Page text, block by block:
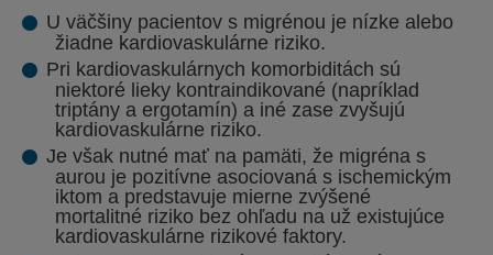
U väčšiny pacientov s migrénou je nízke alebo
žiadne kardiovaskulárne riziko.
Pri kardiovaskulárnych komorbiditách sú
niektoré lieky kontraindikované (napríklad
triptány a ergotamín) a iné zase zvyšujú
kardiovaskulárne riziko.
Je však nutné mať na pamäti, že migréna s
aurou je pozitívne asociovaná s ischemickým
iktom a predstavuje mierne zvýšené
mortalitné riziko bez ohľadu na už existujúce
kardiovaskulárne rizikové faktory.